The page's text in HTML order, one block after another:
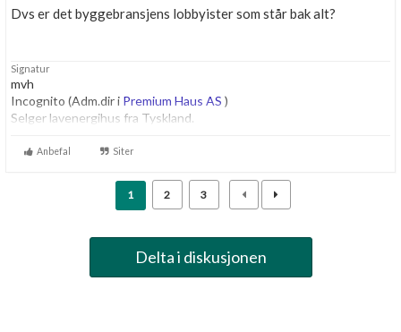
Dvs er det byggebransjens lobbyister som står bak alt?
Signatur
mvh
Incognito (Adm.dir i Premium Haus AS )
Selger lavenergihus fra Tyskland.
Anbefal Siter
1 2 3
Delta i diskusjonen